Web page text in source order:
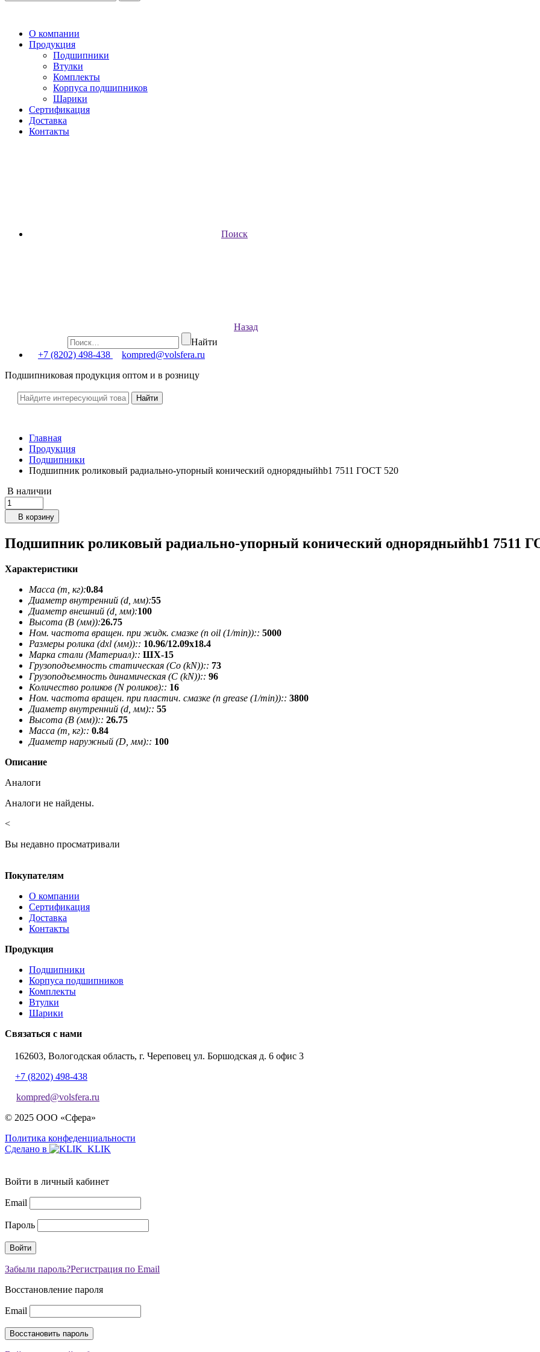
О компании
Продукция
Подшипники
Втулки
Комплекты
Корпуса подшипников
Шарики
Сертификация
Доставка
Контакты
Поиск
Назад
Найти
+7 (8202) 498-438
kompred@volsfera.ru
Подшипниковая продукция оптом и в розницу
Главная
Продукция
Подшипники
Подшипник роликовый радиально-упорный конический однорядныйhb1 7511 ГОСТ 520
В наличии
В корзину
Подшипник роликовый радиально-упорный конический однорядныйhb1 7511
Характеристики
Масса (m, кг):0.84
Диаметр внутренний (d, мм):55
Диаметр внешний (d, мм):100
Высота (В (мм)):26.75
Ном. частота вращен. при жидк. смазке (n oil (1/min)):: 5000
Размеры ролика (dxl (мм)):: 10.96/12.09х18.4
Марка стали (Материал):: ШХ-15
Грузоподъемность статическая (Co (kN)):: 73
Грузоподъемность динамическая (C (kN)):: 96
Количество роликов (N роликов):: 16
Ном. частота вращен. при пластич. смазке (n grease (1/min)):: 3800
Диаметр внутренний (d, мм):: 55
Высота (В (мм)):: 26.75
Масса (m, кг):: 0.84
Диаметр наружный (D, мм):: 100
Описание
Аналоги
Аналоги не найдены.
<
Вы недавно просматривали
Покупателям
О компании
Сертификация
Доставка
Контакты
Продукция
Подшипники
Корпуса подшипников
Комплекты
Втулки
Шарики
Связаться с нами
162603, Вологодская область, г. Череповец ул. Боршодская д. 6 офис 3
+7 (8202) 498-438
kompred@volsfera.ru
© 2025 ООО «Сфера»
Политика конфеденциальности
Сделано в
Войти в личный кабинет
Email
Пароль
Забыли пароль?Регистрация по Email
Восстановление пароля
Email